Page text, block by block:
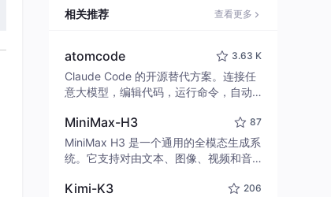
相关推荐 查看更多
atomcode 3.63 K
Claude Code 的开源替代方案。连接任
意大模型，编辑代码，运行命令，自动
致性能。 ｜ An open-source alternativ
e to Claude Code. Connect any LLM,
edit code, run commands, and verify
MiniMax-H3 87
MiniMax H3 是一个通用的全模态生成系
统。它支持对由文本、图像、视频和音
并能生成分辨率高达 2K、时长可达 15
Kimi-K3 206